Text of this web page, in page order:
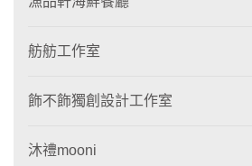
舫舫工作室
飾不飾獨創設計工作室
沐禮mooni